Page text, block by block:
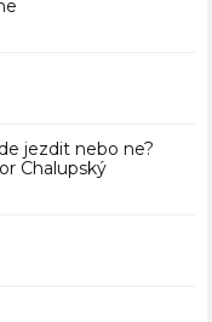
jezdit nebo ne?
Chalupský